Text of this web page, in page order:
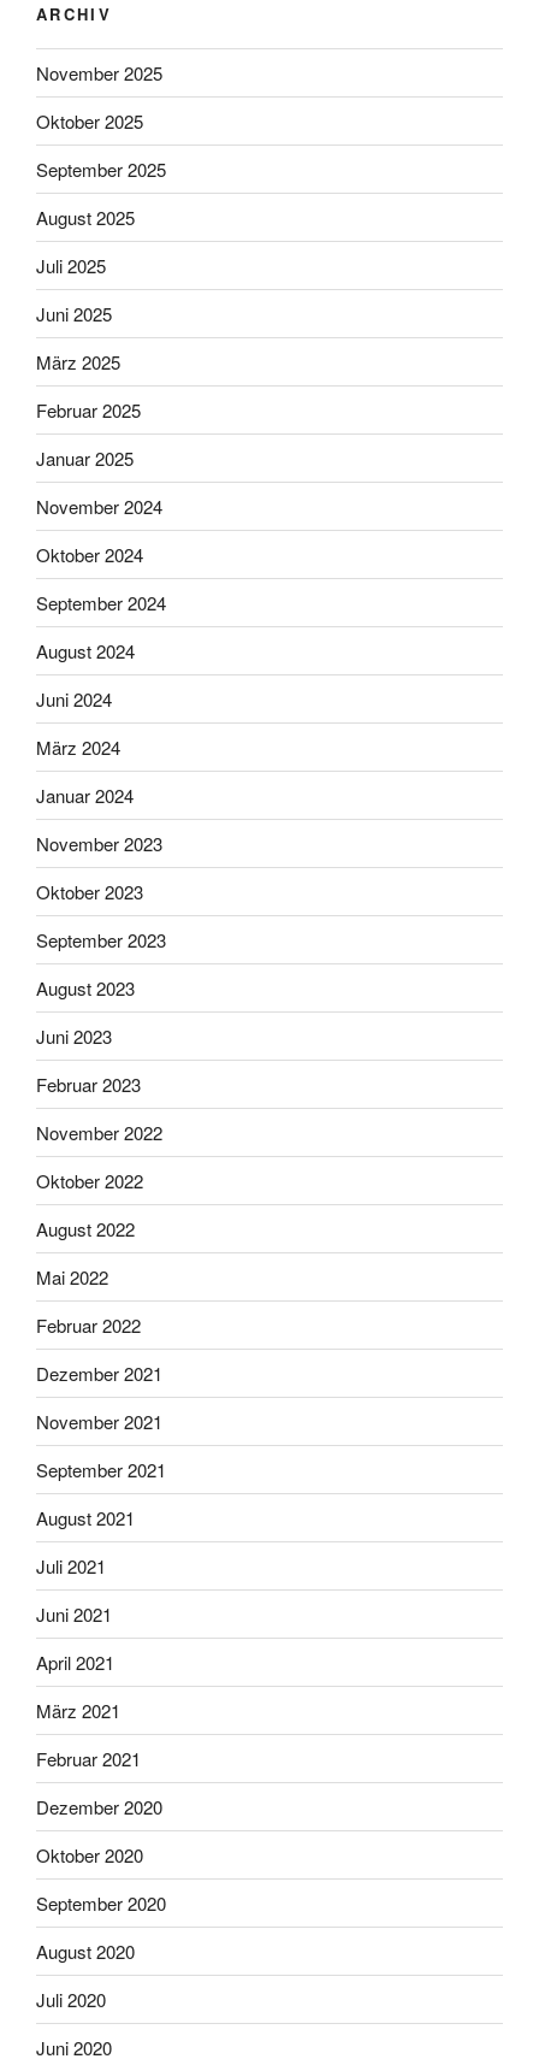
ARCHIV
November 2025
Oktober 2025
September 2025
August 2025
Juli 2025
Juni 2025
März 2025
Februar 2025
Januar 2025
November 2024
Oktober 2024
September 2024
August 2024
Juni 2024
März 2024
Januar 2024
November 2023
Oktober 2023
September 2023
August 2023
Juni 2023
Februar 2023
November 2022
Oktober 2022
August 2022
Mai 2022
Februar 2022
Dezember 2021
November 2021
September 2021
August 2021
Juli 2021
Juni 2021
April 2021
März 2021
Februar 2021
Dezember 2020
Oktober 2020
September 2020
August 2020
Juli 2020
Juni 2020